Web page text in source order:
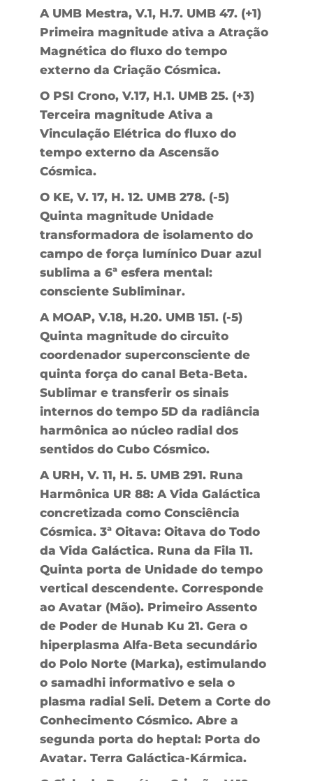
A UMB Mestra, V.1, H.7. UMB 47. (+1)
Primeira magnitude ativa a Atração
Magnética do fluxo do tempo
externo da Criação Cósmica.
O PSI Crono, V.17, H.1. UMB 25. (+3)
Terceira magnitude Ativa a
Vinculação Elétrica do fluxo do
tempo externo da Ascensão
Cósmica.
O KE, V. 17, H. 12. UMB 278. (-5)
Quinta magnitude Unidade
transformadora de isolamento do
campo de força lumínico Duar azul
sublima a 6ª esfera mental:
consciente Subliminar.
A MOAP, V.18, H.20. UMB 151. (-5)
Quinta magnitude do circuito
coordenador superconsciente de
quinta força do canal Beta-Beta.
Sublimar e transferir os sinais
internos do tempo 5D da radiância
harmônica ao núcleo radial dos
sentidos do Cubo Cósmico.
A URH, V. 11, H. 5. UMB 291. Runa
Harmônica UR 88: A Vida Galáctica
concretizada como Consciência
Cósmica. 3ª Oitava: Oitava do Todo
da Vida Galáctica. Runa da Fila 11.
Quinta porta de Unidade do tempo
vertical descendente. Corresponde
ao Avatar (Mão). Primeiro Assento
de Poder de Hunab Ku 21. Gera o
hiperplasma Alfa-Beta secundário
do Polo Norte (Marka), estimulando
o samadhi informativo e sela o
plasma radial Seli. Detem a Corte do
Conhecimento Cósmico. Abre a
segunda porta do heptal: Porta do
Avatar. Terra Galáctica-Kármica.